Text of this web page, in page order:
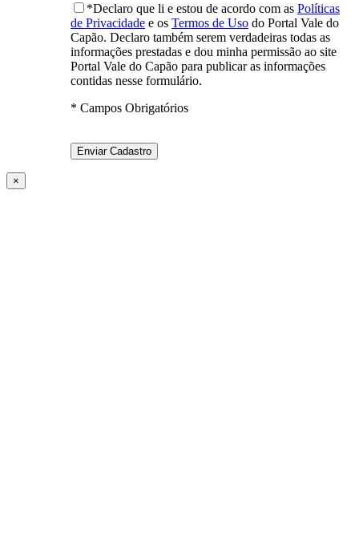
*Declaro que li e estou de acordo com as Políticas
de Privacidade e os Termos de Uso do Portal Vale do
Capão. Declaro também serem verdadeiras todas as
informações prestadas e dou minha permissão ao site
Portal Vale do Capão para publicar as informações
contidas nesse formulário.
* Campos Obrigatórios
×